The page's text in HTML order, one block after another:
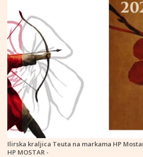
Ilirska kraljica Teuta na markama HP
HP MOSTAR -